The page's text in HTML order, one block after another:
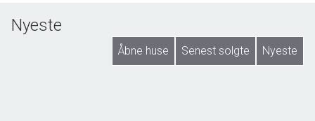
Nyeste
Åbne huse Senest solgte Nyeste